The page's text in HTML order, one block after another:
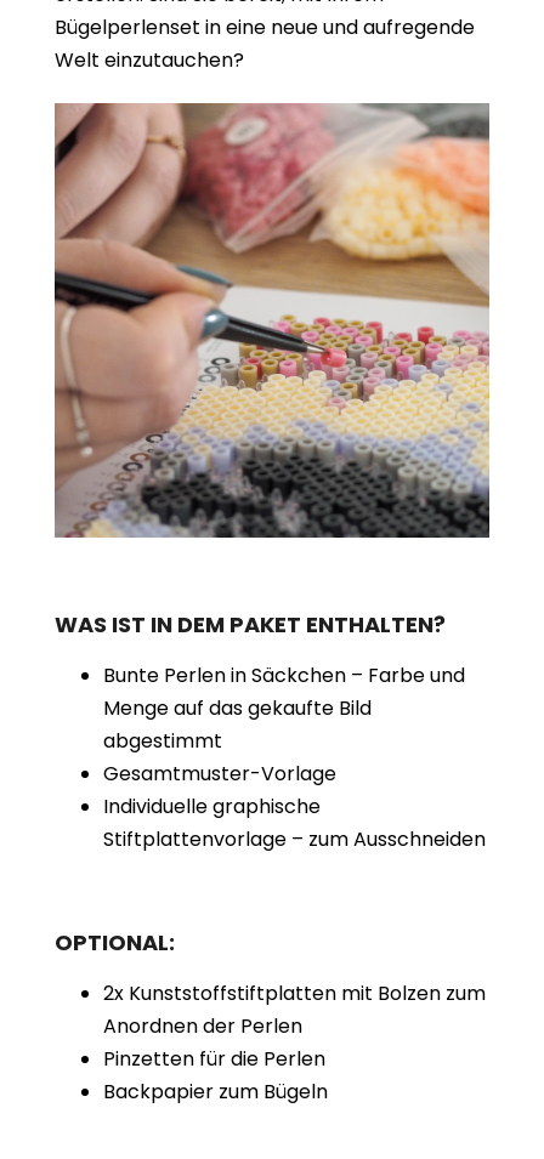
Bügelperlenset in eine neue und aufregende
Welt einzutauchen?
WAS IST IN DEM PAKET ENTHALTEN?
Bunte Perlen in Säckchen – Farbe und
Menge auf das gekaufte Bild
abgestimmt
Gesamtmuster-Vorlage
Individuelle graphische
Stiftplattenvorlage – zum Ausschneiden
OPTIONAL:
2x Kunststoffstiftplatten mit Bolzen zum
Anordnen der Perlen
Pinzetten für die Perlen
Backpapier zum Bügeln